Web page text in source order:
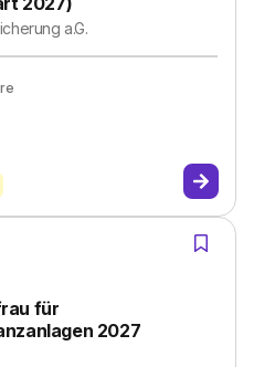
a.G.
für
2027